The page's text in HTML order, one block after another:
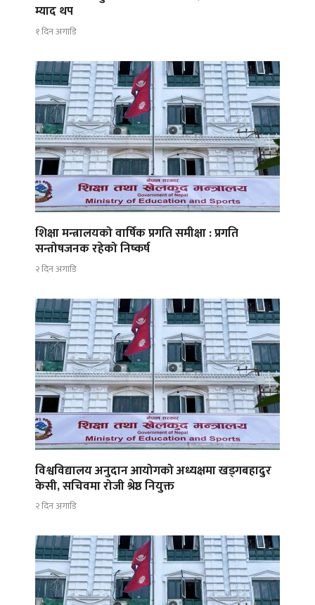
म्याद थप
१ दिन अगाडि
शिक्षा मन्त्रालयको वार्षिक प्रगति समीक्षा : प्रगति
सन्तोषजनक रहेको निष्कर्ष
२ दिन अगाडि
विश्वविद्यालय अनुदान आयोगको अध्यक्षमा खड्गबहादुर
केसी, सचिवमा रोजी श्रेष्ठ नियुक्त
२ दिन अगाडि